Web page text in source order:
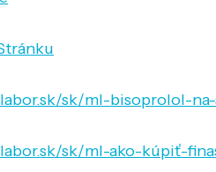
sk/ml-bisoprolol-
sk/ml-ako-kúpiť-